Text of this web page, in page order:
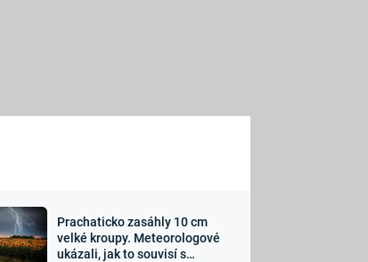
Sledujte nás
Prachaticko zasáhly 10 cm
velké kroupy. Meteorologové
ukázali, jak to souvisí s